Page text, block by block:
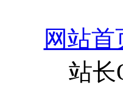
网站首
站